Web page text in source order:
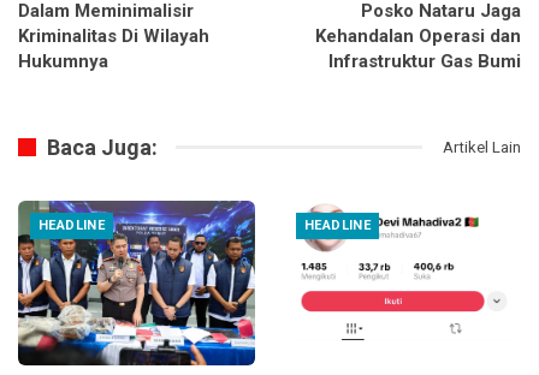
Dalam Meminimalisir
Kriminalitas Di Wilayah
Hukumnya
Posko Nataru Jaga
Kehandalan Operasi dan
Infrastruktur Gas Bumi
Baca Juga: Artikel Lain
HEADLINE HEADLINE